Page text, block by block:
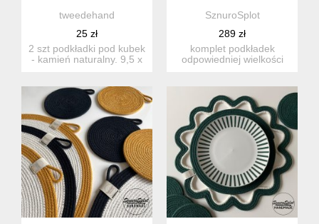
tweedehand
25 zł
2 szt podkładki pod kubek
- kamień naturalny. 9,5 x
SznuroSplot
289 zł
komplet podkładek
odpowiedniej wielkości